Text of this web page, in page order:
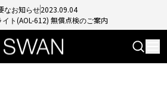
なお知らせ2023.09.04
イト(AOL-612) 無償点検のご案内